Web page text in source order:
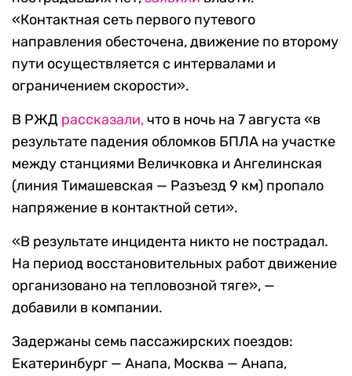
«Контактная сеть первого путевого
направления обесточена, движение по второму
пути осуществляется с интервалами и
ограничением скорости».
В РЖД рассказали,что в ночь на 7 августа «в
результате падения обломков БПЛА на участке
между станциями Величковка и Ангелинская
(линия Тимашевская — Разъезд 9 км) пропало
напряжение в контактной сети».
«В результате инцидента никто не пострадал.
На период восстановительных работ движение
организовано на тепловозной тяге», —
добавили в компании.
Задержаны семь пассажирских поездов:
Екатеринбург — Анапа, Москва — Анапа,